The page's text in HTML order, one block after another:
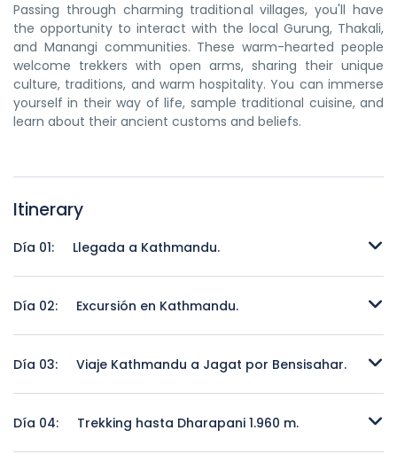
Passing through charming traditional villages, you'll have
the opportunity to interact with the local Gurung, Thakali,
and Manangi communities. These warm-hearted people
welcome trekkers with open arms, sharing their unique
culture, traditions, and warm hospitality. You can immerse
yourself in their way of life, sample traditional cuisine, and
learn about their ancient customs and beliefs.
Itinerary
Día 01: Llegada a Kathmandu.
Día 02:
Excursión en Kathmandu.
Día 03:
Viaje Kathmandu a Jagat por Bensisahar.
Día 04:
Trekking hasta Dharapani 1.960 m.